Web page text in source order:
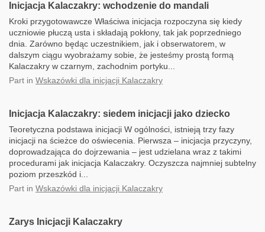
Inicjacja Kalaczakry: wchodzenie do mandali
Kroki przygotowawcze Właściwa inicjacja rozpoczyna się kiedy
uczniowie płuczą usta i składają pokłony, tak jak poprzedniego
dnia. Zarówno będąc uczestnikiem, jak i obserwatorem, w
dalszym ciągu wyobrażamy sobie, że jesteśmy prostą formą
Kalaczakry w czarnym, zachodnim portyku...
Part in Wskazówki dla inicjacji Kalaczakry
Inicjacja Kalaczakry: siedem inicjacji jako dziecko
Teoretyczna podstawa inicjacji W ogólności, istnieją trzy fazy
inicjacji na ścieżce do oświecenia. Pierwsza – inicjacja przyczyny,
doprowadzająca do dojrzewania – jest udzielana wraz z takimi
procedurami jak inicjacja Kalaczakry. Oczyszcza najmniej subtelny
poziom przeszkód i...
Part in Wskazówki dla inicjacji Kalaczakry
Zarys Inicjacji Kalaczakry